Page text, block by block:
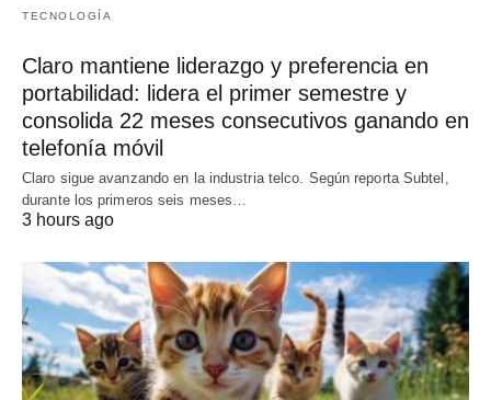
TECNOLOGÍA
Claro mantiene liderazgo y preferencia en
portabilidad: lidera el primer semestre y
consolida 22 meses consecutivos ganando en
telefonía móvil
Claro sigue avanzando en la industria telco. Según reporta Subtel,
durante los primeros seis meses…
3 hours ago